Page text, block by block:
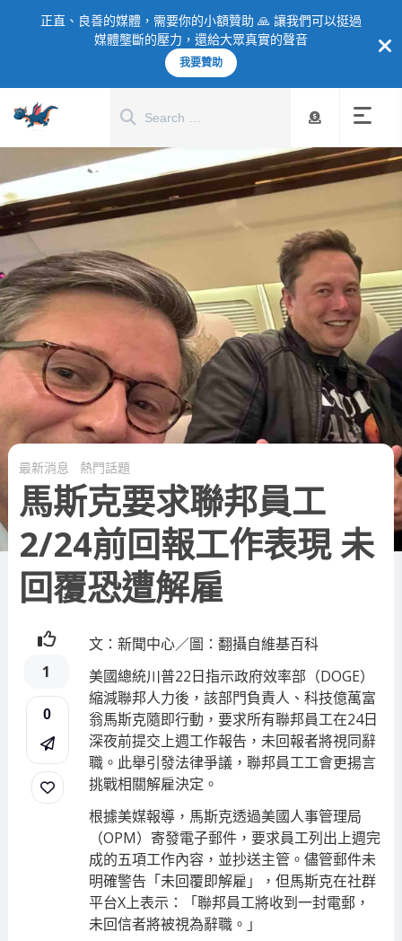
正直、良善的媒體，需要你的小額贊助 🙏 讓我們可以挺過
媒體壟斷的壓力，還給大眾真實的聲音
我要贊助
最新消息 熱門話題
馬斯克要求聯邦員工
2/24前回報工作表現 未
回覆恐遭解雇
1
0
文：新聞中心／圖：翻攝自維基百科
美國總統川普22日指示政府效率部（DOGE）
縮減聯邦人力後，該部門負責人、科技億萬富
翁馬斯克隨即行動，要求所有聯邦員工在24日
深夜前提交上週工作報告，未回報者將視同辭
職。此舉引發法律爭議，聯邦員工工會更揚言
挑戰相關解雇決定。
根據美媒報導，馬斯克透過美國人事管理局
（OPM）寄發電子郵件，要求員工列出上週完
成的五項工作內容，並抄送主管。儘管郵件未
明確警告「未回覆即解雇」，但馬斯克在社群
平台X上表示：「聯邦員工將收到一封電郵，
未回信者將被視為辭職。」